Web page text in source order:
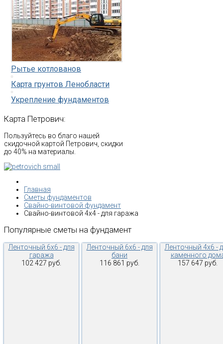
Рытье котлованов
Карта грунтов Ленобласти
Укрепление фундаментов
Карта Петрович:
Пользуйтесь во благо нашей
скидочной картой Петрович, скидки
до 40% на материалы.
Главная
Сметы фундаментов
Свайно-винтовой фундамент
Свайно-винтовой 4х4 - для гаража
Популярные сметы на фундамент
Ленточный 6х6 - для
гаража
102 427 руб.
Ленточный 6х6 - для
бани
116 861 руб.
Ленточный 4х6 -
каменного
157 647 руб.